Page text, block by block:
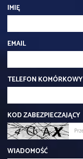
IMIĘ
EMAIL
TELEFON KOMÓRKOWY
KOD ZABEZPIECZAJĄCY
WIADOMOŚĆ